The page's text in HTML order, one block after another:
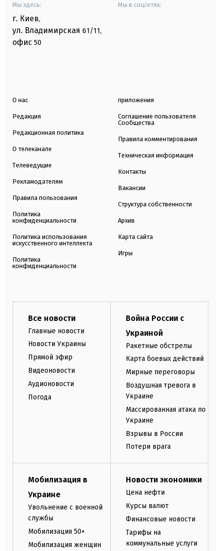
Мы здесь:
г. Киев,
ул. Владимирская 61/11,
офис 50
Мы в соцсетях:
О нас
Редакция
Редакционная политика
О телеканале
Телеведущие
Рекламодателям
Правила пользования
Политика
конфиденциальности
Политика использования
искусственного интеллекта
Политика
конфиденциальности
приложения
Соглашение пользователя
Сообщества
Правила комментирования
Техническая информация
Контакты
Вакансии
Структура собственности
Архив
Карта сайта
Игры
Все новости
Главные новости
Новости Украины
Прямой эфир
Видеоновости
Аудионовости
Погода
Война России с
Украиной
Ракетные обстрелы
Карта боевых действий
Мирные переговоры
Воздушная тревога в
Украине
Массированная атака по
Украине
Взрывы в России
Потери врага
Мобилизация в
Украине
Увольнение с военной
службы
Мобилизация 50+
Мобилизация женщин
Новости экономики
Цена нефти
Курсы валют
Финансовые новости
Тарифы на
коммунальные услуги